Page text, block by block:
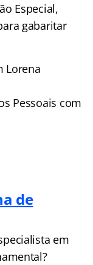
Especial,
gabaritar
Lorena
Pessoais com
de
em